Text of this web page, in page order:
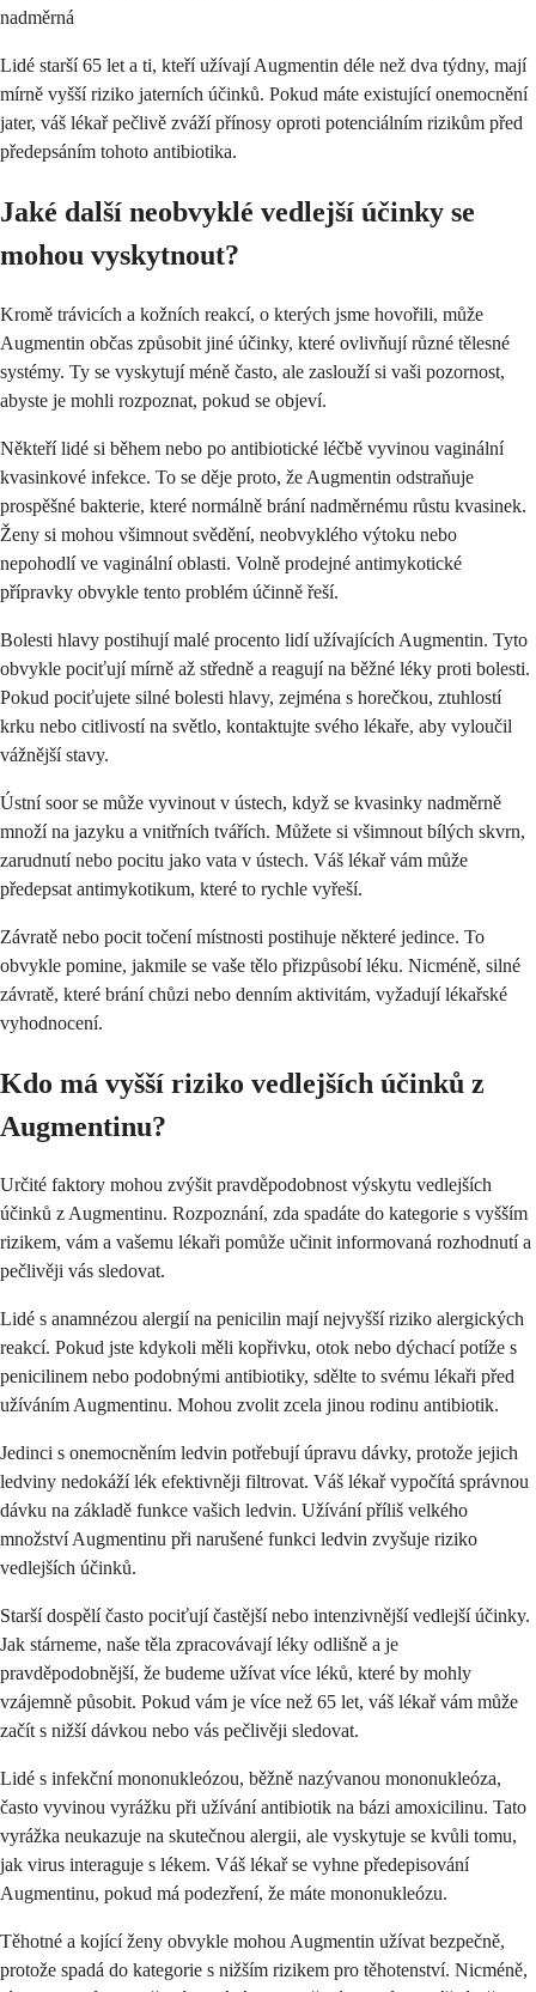
nadměrná
Lidé starší 65 let a ti, kteří užívají Augmentin déle než dva týdny, mají
mírně vyšší riziko jaterních účinků. Pokud máte existující onemocnění
jater, váš lékař pečlivě zváží přínosy oproti potenciálním rizikům před
předepsáním tohoto antibiotika.
Jaké další neobvyklé vedlejší účinky se
mohou vyskytnout?
Kromě trávicích a kožních reakcí, o kterých jsme hovořili, může
Augmentin občas způsobit jiné účinky, které ovlivňují různé tělesné
systémy. Ty se vyskytují méně často, ale zaslouží si vaši pozornost,
abyste je mohli rozpoznat, pokud se objeví.
Někteří lidé si během nebo po antibiotické léčbě vyvinou vaginální
kvasinkové infekce. To se děje proto, že Augmentin odstraňuje
prospěšné bakterie, které normálně brání nadměrnému růstu kvasinek.
Ženy si mohou všimnout svědění, neobvyklého výtoku nebo
nepohodlí ve vaginální oblasti. Volně prodejné antimykotické
přípravky obvykle tento problém účinně řeší.
Bolesti hlavy postihují malé procento lidí užívajících Augmentin. Tyto
obvykle pociťují mírně až středně a reagují na běžné léky proti bolesti.
Pokud pociťujete silné bolesti hlavy, zejména s horečkou, ztuhlostí
krku nebo citlivostí na světlo, kontaktujte svého lékaře, aby vyloučil
vážnější stavy.
Ústní soor se může vyvinout v ústech, když se kvasinky nadměrně
množí na jazyku a vnitřních tvářích. Můžete si všimnout bílých skvrn,
zarudnutí nebo pocitu jako vata v ústech. Váš lékař vám může
předepsat antimykotikum, které to rychle vyřeší.
Závratě nebo pocit točení místnosti postihuje některé jedince. To
obvykle pomine, jakmile se vaše tělo přizpůsobí léku. Nicméně, silné
závratě, které brání chůzi nebo denním aktivitám, vyžadují lékařské
vyhodnocení.
Kdo má vyšší riziko vedlejších účinků z
Augmentinu?
Určité faktory mohou zvýšit pravděpodobnost výskytu vedlejších
účinků z Augmentinu. Rozpoznání, zda spadáte do kategorie s vyšším
rizikem, vám a vašemu lékaři pomůže učinit informovaná rozhodnutí a
pečlivěji vás sledovat.
Lidé s anamnézou alergií na penicilin mají nejvyšší riziko alergických
reakcí. Pokud jste kdykoli měli kopřivku, otok nebo dýchací potíže s
penicilinem nebo podobnými antibiotiky, sdělte to svému lékaři před
užíváním Augmentinu. Mohou zvolit zcela jinou rodinu antibiotik.
Jedinci s onemocněním ledvin potřebují úpravu dávky, protože jejich
ledviny nedokáží lék efektivněji filtrovat. Váš lékař vypočítá správnou
dávku na základě funkce vašich ledvin. Užívání příliš velkého
množství Augmentinu při narušené funkci ledvin zvyšuje riziko
vedlejších účinků.
Starší dospělí často pociťují častější nebo intenzivnější vedlejší účinky.
Jak stárneme, naše těla zpracovávají léky odlišně a je
pravděpodobnější, že budeme užívat více léků, které by mohly
vzájemně působit. Pokud vám je více než 65 let, váš lékař vám může
začít s nižší dávkou nebo vás pečlivěji sledovat.
Lidé s infekční mononukleózou, běžně nazývanou mononukleóza,
často vyvinou vyrážku při užívání antibiotik na bázi amoxicilinu. Tato
vyrážka neukazuje na skutečnou alergii, ale vyskytuje se kvůli tomu,
jak virus interaguje s lékem. Váš lékař se vyhne předepisování
Augmentinu, pokud má podezření, že máte mononukleózu.
Těhotné a kojící ženy obvykle mohou Augmentin užívat bezpečně,
protože spadá do kategorie s nižším rizikem pro těhotenství. Nicméně,